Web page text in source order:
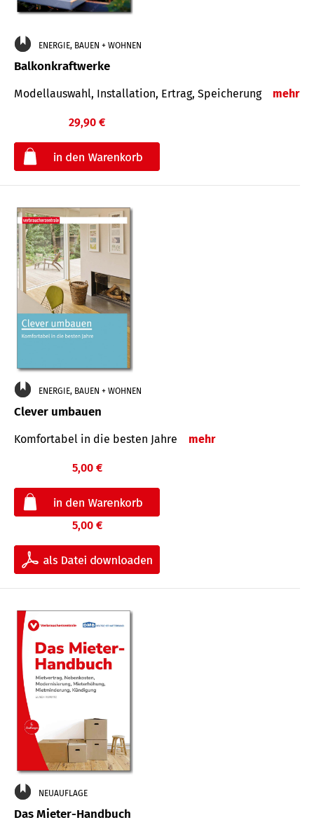
ENERGIE, BAUEN + WOHNEN
Balkonkraftwerke
Modellauswahl, Installation, Ertrag, Speicherung mehr
29,90 €
ENERGIE, BAUEN + WOHNEN
Clever umbauen
Komfortabel in die besten Jahre mehr
5,00 €
5,00 €
NEUAUFLAGE
Das Mieter-Handbuch